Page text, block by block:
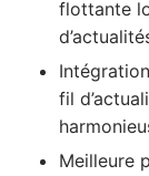
flottante
fil
Meilleure